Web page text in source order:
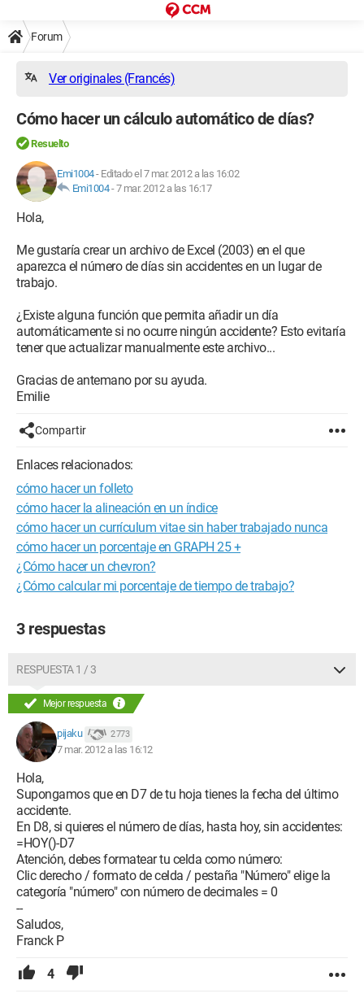
Forum
Ver originales (Francés)
Cómo hacer un cálculo automático de días?
Resuelto
Emi1004- Editado el 7 mar. 2012 a las 16:02
Emi1004-7 mar. 2012 a las 16:17
Hola,
Me gustaría crear un archivo de Excel (2003) en el que
aparezca el número de días sin accidentes en un lugar de
trabajo.
¿Existe alguna función que permita añadir un día
automáticamente si no ocurre ningún accidente? Esto evitaría
tener que actualizar manualmente este archivo...
Gracias de antemano por su ayuda.
Emilie
Compartir
Enlaces relacionados:
cómo hacer un folleto
cómo hacer la alineación en un índice
cómo hacer un currículum vitae sin haber trabajado nunca
cómo hacer un porcentaje en GRAPH 25 +
¿Cómo hacer un chevron?
¿Cómo calcular mi porcentaje de tiempo de trabajo?
3 respuestas
RESPUESTA 1 / 3
Mejor respuesta
pijaku 2 773
7 mar. 2012 a las 16:12
Hola,
Supongamos que en D7 de tu hoja tienes la fecha del último
accidente.
En D8, si quieres el número de días, hasta hoy, sin accidentes:
=HOY()-D7
Atención, debes formatear tu celda como número:
Clic derecho / formato de celda / pestaña "Número" elige la
categoría "número" con número de decimales = 0
--
Saludos,
Franck P
4